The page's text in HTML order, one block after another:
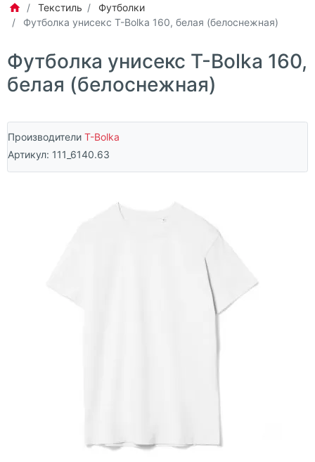
Текстиль
Футболки
Футболка унисекс T-Bolka 160, белая (белоснежная)
Футболка унисекс T-Bolka 160,
белая (белоснежная)
Производители T-Bolka
Артикул: 111_6140.63